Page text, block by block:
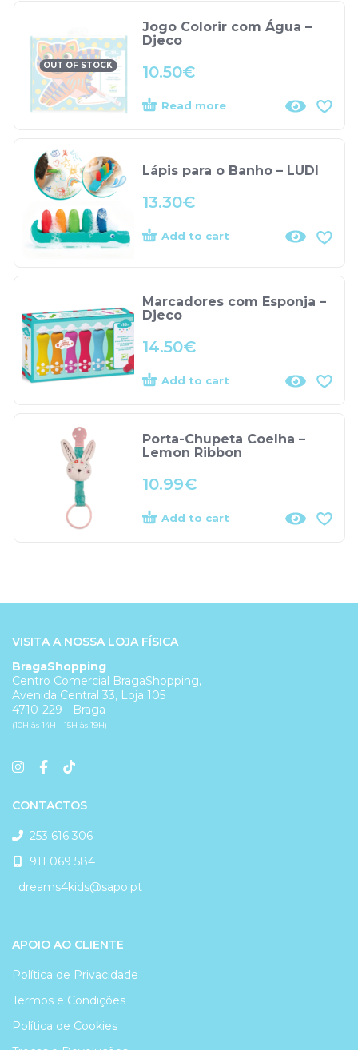
OUT OF STOCK
Jogo Colorir com Água –
Djeco
10.50€
Read more
Lápis para o Banho – LUDI
13.30€
Add to cart
Marcadores com Esponja –
Djeco
14.50€
Add to cart
Porta-Chupeta Coelha –
Lemon Ribbon
10.99€
Add to cart
VISITA A NOSSA LOJA FÍSICA
BragaShopping
Centro Comercial BragaShopping,
Avenida Central 33, Loja 105
4710-229 - Braga
(10H às 14H - 15H às 19H)
CONTACTOS
253 616 306
911 069 584
dreams4kids@sapo.pt
APOIO AO CLIENTE
Política de Privacidade
Termos e Condições
Política de Cookies